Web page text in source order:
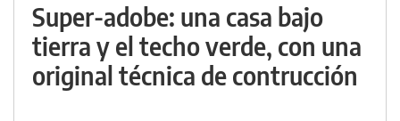
Super-adobe: una casa bajo
tierra y el techo verde, con una
original técnica de contrucción